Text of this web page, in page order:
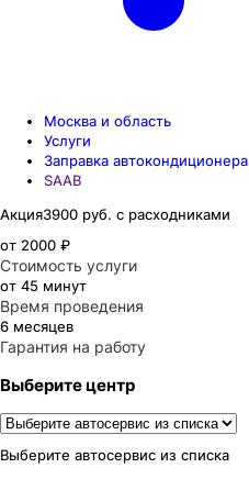
Москва и область
Услуги
Заправка автокондиционера
SAAB
Акция3900 руб. с расходниками
от 2000 ₽
Стоимость услуги
от 45 минут
Время проведения
6 месяцев
Гарантия на работу
Выберите центр
Выберите автосервис из списка